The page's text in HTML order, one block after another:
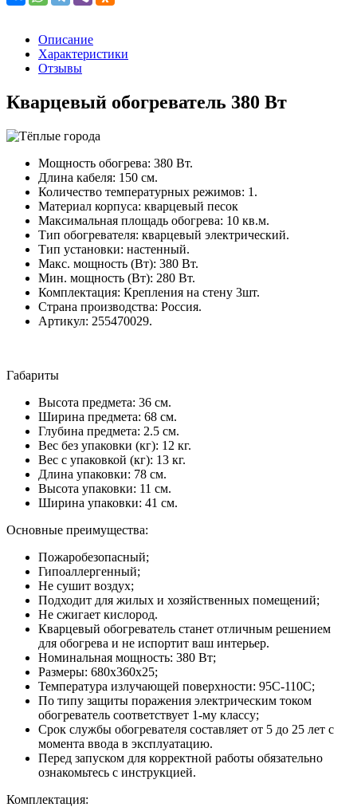
Описание
Характеристики
Отзывы
Кварцевый обогреватель 380 Вт
Мощность обогрева: 380 Вт.
Длина кабеля: 150 см.
Количество температурных режимов: 1.
Материал корпуса: кварцевый песок
Максимальная площадь обогрева: 10 кв.м.
Тип обогревателя: кварцевый электрический.
Тип установки: настенный.
Макс. мощность (Вт): 380 Вт.
Мин. мощность (Вт): 280 Вт.
Комплектация: Крепления на стену 3шт.
Страна производства: Россия.
Артикул: 255470029.
Габариты
Высота предмета: 36 см.
Ширина предмета: 68 см.
Глубина предмета: 2.5 см.
Вес без упаковки (кг): 12 кг.
Вес с упаковкой (кг): 13 кг.
Длина упаковки: 78 см.
Высота упаковки: 11 см.
Ширина упаковки: 41 см.
Основные преимущества:
Пожаробезопасный;
Гипоаллергенный;
Не сушит воздух;
Подходит для жилых и хозяйственных помещений;
Не сжигает кислород.
Кварцевый обогреватель станет отличным решением
для обогрева и не испортит ваш интерьер.
Номинальная мощность: 380 Вт;
Размеры: 680х360х25;
Температура излучающей поверхности: 95С-110C;
По типу защиты поражения электрическим током
обогреватель соответствует 1-му классу;
Срок службы обогревателя составляет от 5 до 25 лет с
момента ввода в эксплуатацию.
Перед запуском для корректной работы обязательно
ознакомьтесь с инструкцией.
Комплектация: